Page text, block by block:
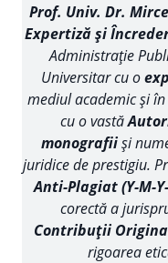
Prof. Univ. Dr.
Expertiză și
Administrație
Universitar cu o
mediul academic și
cu o vastă
monografiiși
juridice de prestigiu.
Anti-Plagiat (Y-M-
corectă a
Contribuții
rigoarea